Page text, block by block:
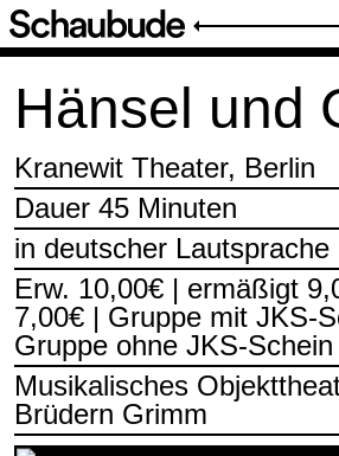
Inszenierungen/Hänsel und
Hänsel und
Kranewit Theater, Berlin
Dauer 45 Minuten
in deutscher Lautsprache
Erw. 10,00€ | ermäßigt
7,00€ | Gruppe mit JKS-
Gruppe ohne JKS-
Musikalisches
Brüdern Grimm